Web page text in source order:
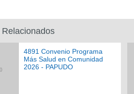
4891 Convenio Programa
Más Salud en Comunidad
2026 - PAPUDO